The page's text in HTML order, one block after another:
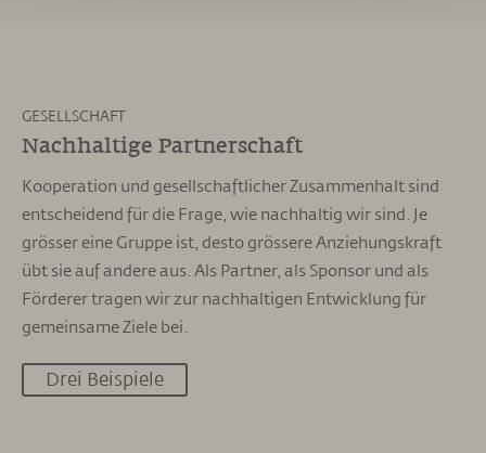
GESELLSCHAFT
Nachhaltige Partnerschaft
Kooperation und gesellschaftlicher Zusammenhalt sind
entscheidend für die Frage, wie nachhaltig wir sind. Je
grösser eine Gruppe ist, desto grössere Anziehungskraft
übt sie auf andere aus. Als Partner, als Sponsor und als
Förderer tragen wir zur nachhaltigen Entwicklung für
gemeinsame Ziele bei.
Drei Beispiele